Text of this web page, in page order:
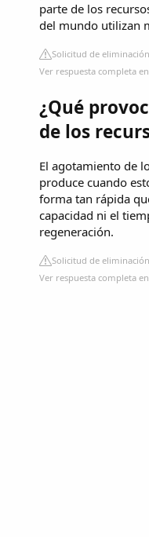
parte de los
del mundo utilizan
Solicitud de eliminación
Ver respuesta completa
¿Qué
de los
El agotamiento de
produce cuando
forma tan rápida
capacidad ni el
regeneración.
Solicitud de eliminación
Ver respuesta completa